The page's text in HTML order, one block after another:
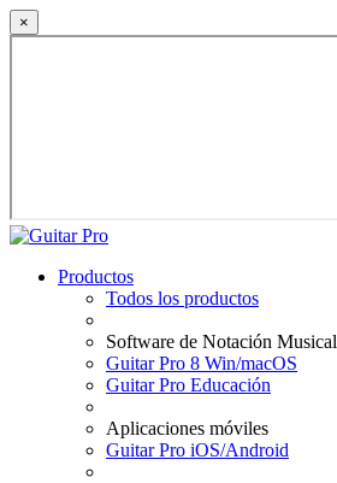
×
Productos
Todos los productos
Software de Notación Musical
Guitar Pro 8 Win/macOS
Guitar Pro Educación
Aplicaciones móviles
Guitar Pro iOS/Android